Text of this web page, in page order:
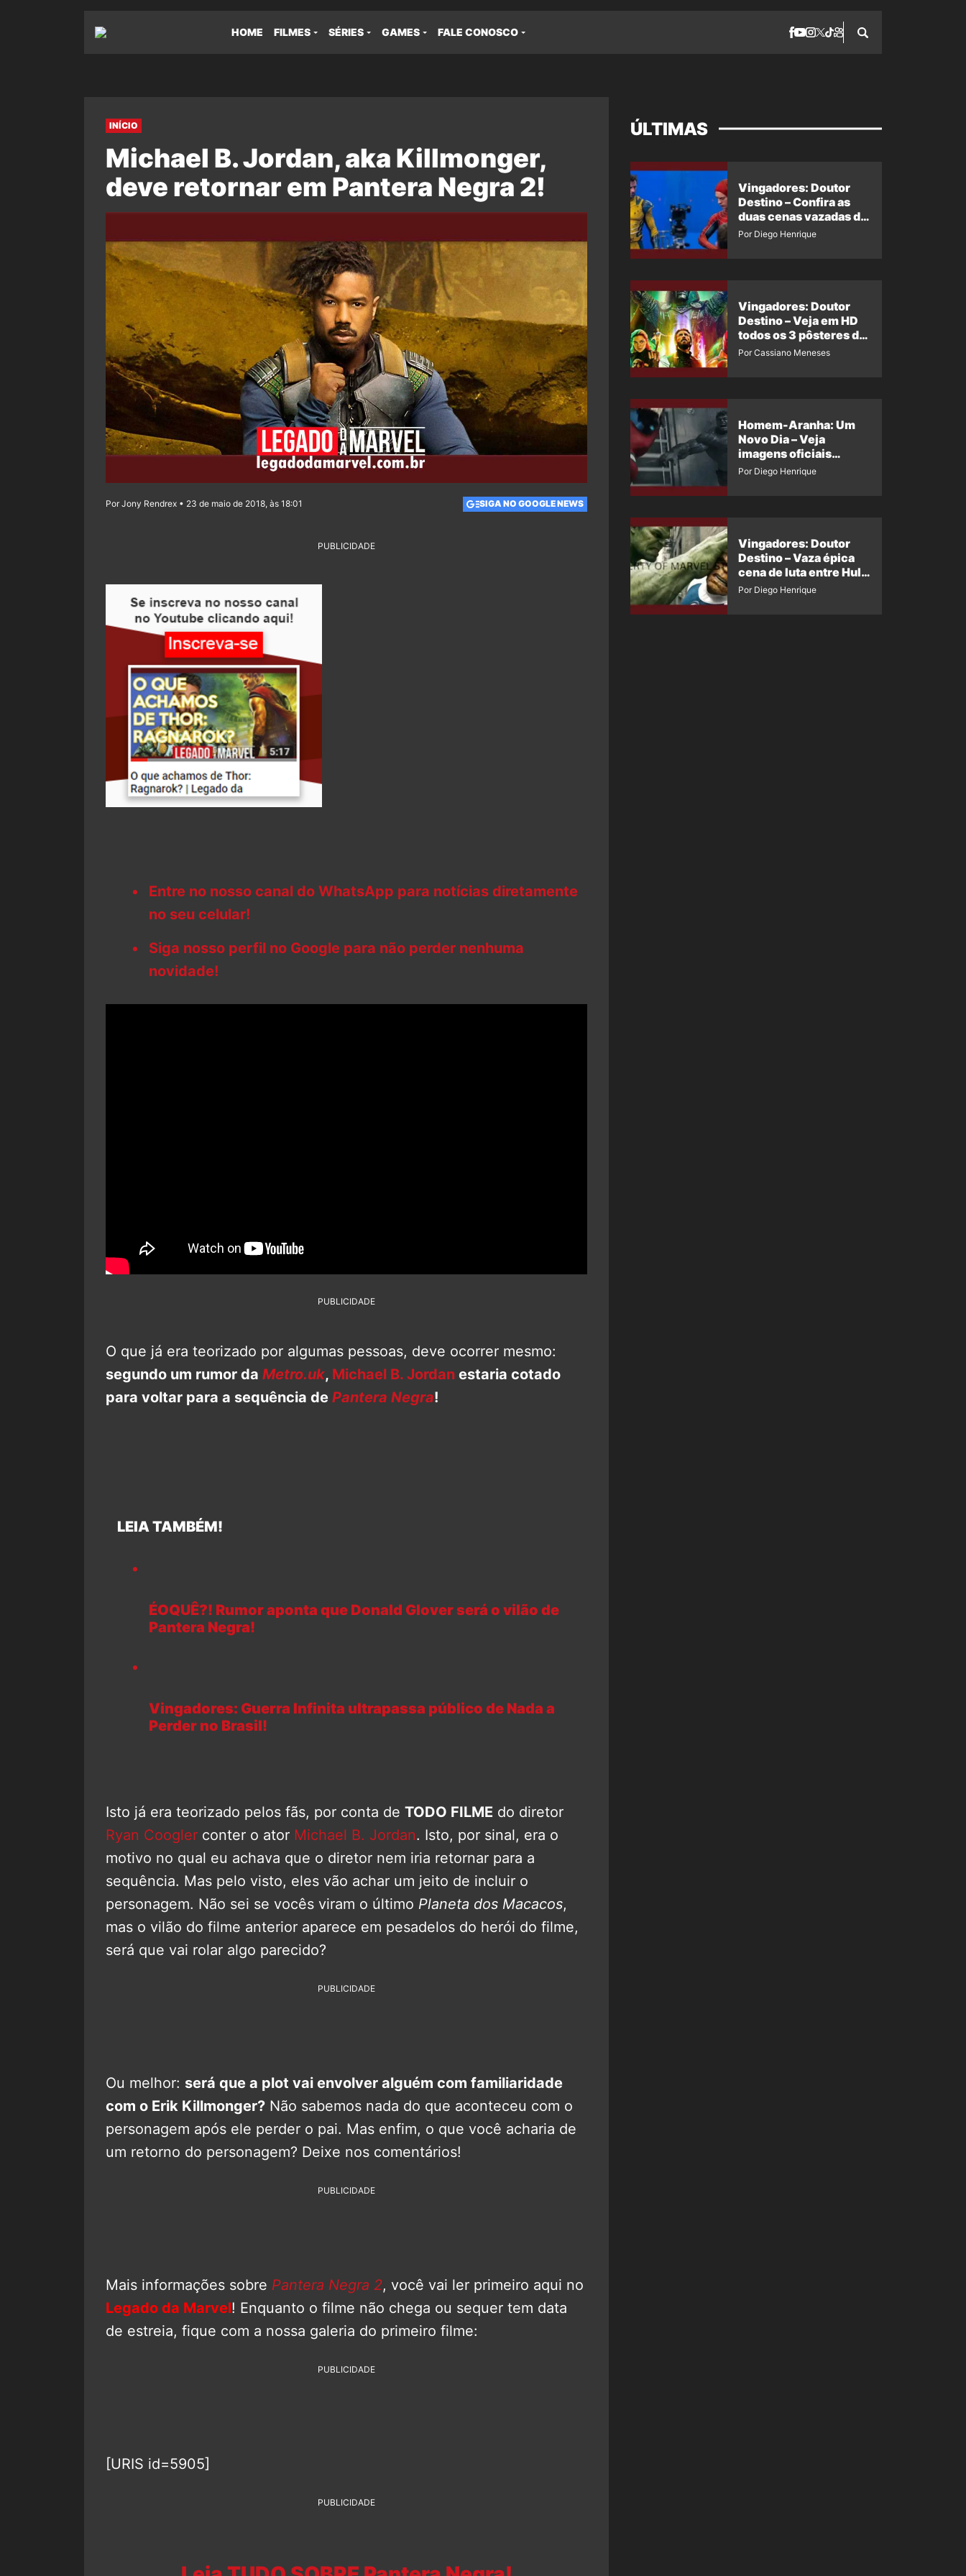
HOME FILMES SÉRIES GAMES FALE CONOSCO
INÍCIO
Michael B. Jordan, aka Killmonger,
deve retornar em Pantera Negra 2!
Por Jony Rendrex • 23 de maio de 2018, às 18:01 SIGA NO GOOGLE NEWS
PUBLICIDADE
Entre no nosso canal do WhatsApp para notícias diretamente
no seu celular!
Siga nosso perfil no Google para não perder nenhuma
novidade!
PUBLICIDADE
O que já era teorizado por algumas pessoas, deve ocorrer mesmo:
segundo um rumor da Metro.uk, Michael B. Jordan estaria cotado
para voltar para a sequência de Pantera Negra!
LEIA TAMBÉM!
ÉOQUÊ?! Rumor aponta que Donald Glover será o vilão de
Pantera Negra!
Vingadores: Guerra Infinita ultrapassa público de Nada a
Perder no Brasil!
Isto já era teorizado pelos fãs, por conta de TODO FILME do diretor
Ryan Coogler conter o ator Michael B. Jordan. Isto, por sinal, era o
motivo no qual eu achava que o diretor nem iria retornar para a
sequência. Mas pelo visto, eles vão achar um jeito de incluir o
personagem. Não sei se vocês viram o último Planeta dos Macacos,
mas o vilão do filme anterior aparece em pesadelos do herói do filme,
será que vai rolar algo parecido?
PUBLICIDADE
Ou melhor: será que a plot vai envolver alguém com familiaridade
com o Erik Killmonger? Não sabemos nada do que aconteceu com o
personagem após ele perder o pai. Mas enfim, o que você acharia de
um retorno do personagem? Deixe nos comentários!
PUBLICIDADE
Mais informações sobre Pantera Negra 2, você vai ler primeiro aqui no
Legado da Marvel! Enquanto o filme não chega ou sequer tem data
de estreia, fique com a nossa galeria do primeiro filme:
PUBLICIDADE
[URIS id=5905]
PUBLICIDADE
ÚLTIMAS
Vingadores: Doutor
Destino – Confira as
duas cenas vazadas do
Wolverine e o Homem-
Por Diego Henrique
Vingadores: Doutor
Destino – Veja em HD
todos os 3 pôsteres de
‘Doomsday’ + 1 imagem
Por Cassiano Meneses
Homem-Aranha: Um
Novo Dia – Veja
imagens oficiais
descartadas do Hulk
Por Diego Henrique
Vingadores: Doutor
Destino – Vaza épica
cena de luta entre Hulk
e o Coisa
Por Diego Henrique